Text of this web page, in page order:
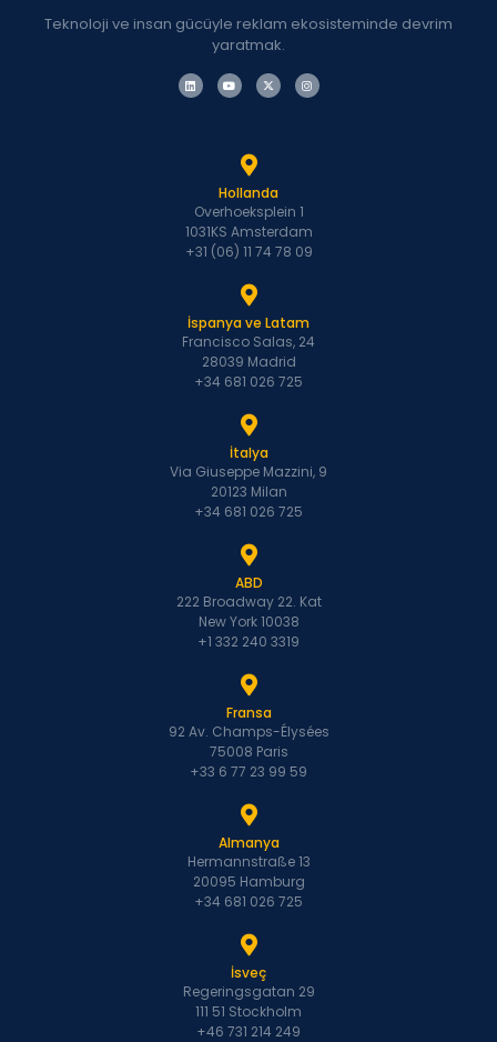
Teknoloji ve insan gücüyle reklam ekosisteminde devrim
yaratmak.
Hollanda
Overhoeksplein 1
1031KS Amsterdam
+31 (06) 11 74 78 09
İspanya ve Latam
Francisco Salas, 24
28039 Madrid
+34 681 026 725
İtalya
Via Giuseppe Mazzini, 9
20123 Milan
+34 681 026 725
ABD
222 Broadway 22. Kat
New York 10038
+1 332 240 3319
Fransa
92 Av. Champs-Élysées
75008 Paris
+33 6 77 23 99 59
Almanya
Hermannstraße 13
20095 Hamburg
+34 681 026 725
İsveç
Regeringsgatan 29
111 51 Stockholm
+46 731 214 249